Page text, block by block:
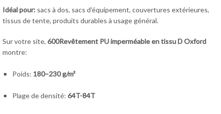
Idéal pour: sacs à dos, sacs d'équipement, couvertures extérieures,
tissus de tente, produits durables à usage général.
Sur votre site, 600Revêtement PU imperméable en tissu D Oxford
montre:
Poids: 180–230 g/m²
Plage de densité: 64T-84T